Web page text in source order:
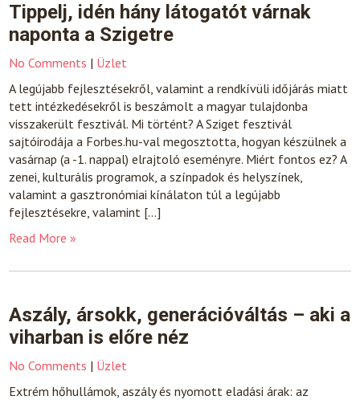
Tippelj, idén hány látogatót várnak
naponta a Szigetre
No Comments | Üzlet
A legújabb fejlesztésekről, valamint a rendkívüli időjárás miatt
tett intézkedésekről is beszámolt a magyar tulajdonba
visszakerült fesztivál. Mi történt? A Sziget fesztivál
sajtóirodája a Forbes.hu-val megosztotta, hogyan készülnek a
vasárnap (a -1. nappal) elrajtoló eseményre. Miért fontos ez? A
zenei, kulturális programok, a színpadok és helyszínek,
valamint a gasztronómiai kínálaton túl a legújabb
fejlesztésekre, valamint […]
Read More »
Aszály, ársokk, generációváltás – aki a
viharban is előre néz
No Comments | Üzlet
Extrém hőhullámok, aszály és nyomott eladási árak: az